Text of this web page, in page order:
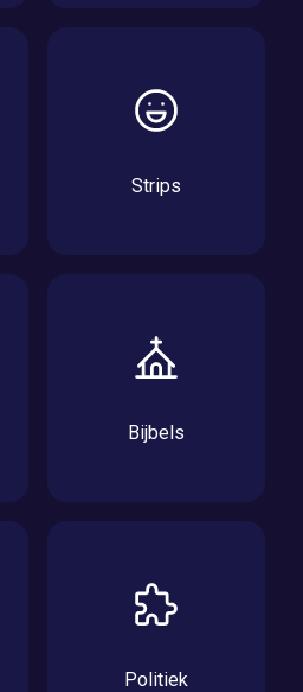
Strips
Bijbels
Politiek